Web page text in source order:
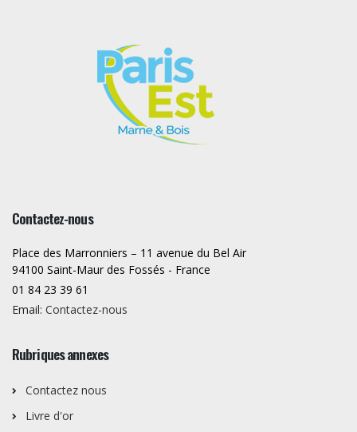
Contactez-nous
Place des Marronniers – 11 avenue du Bel Air
94100 Saint-Maur des Fossés - France
01 84 23 39 61
Email: Contactez-nous
Rubriques annexes
Contactez nous
Livre d'or